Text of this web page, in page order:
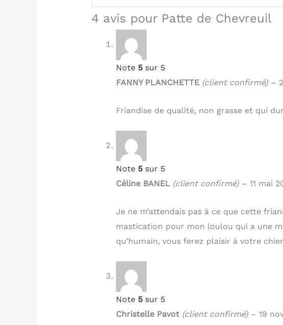
4 avis pour Patte de Chevreuil
Note 5sur 5
FANNY PLANCHETTE (client confirmé) –
Friandise de qualité, non grasse et qui
Note 5sur 5
Céline BANEL (client confirmé) – 11 mai
Je ne m’attendais pas à ce que cette
mastication pour mon loulou qui a une
qu’humain, vous ferez plaisir à votre
Note 5sur 5
Christelle Pavot (client confirmé) – 19